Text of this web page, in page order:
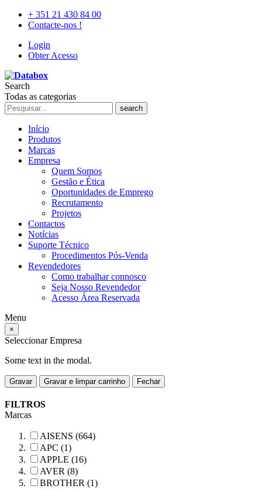
+ 351 21 430 84 00
Contacte-nos !
Login
Obter Acesso
Search
Todas as categorias
search
Início
Produtos
Marcas
Empresa
Quem Somos
Gestão e Ética
Oportunidades de Emprego
Recrutamento
Projetos
Contactos
Notícias
Suporte Técnico
Procedimentos Pós-Venda
Revendedores
Como trabalhar connosco
Seja Nosso Revendedor
Acesso Área Reservada
Menu
×
Seleccionar Empresa
Some text in the modal.
Gravar Gravar e limpar carrinho Fechar
FILTROS
Marcas
AISENS (664)
APC (1)
APPLE (16)
AVER (8)
BROTHER (1)